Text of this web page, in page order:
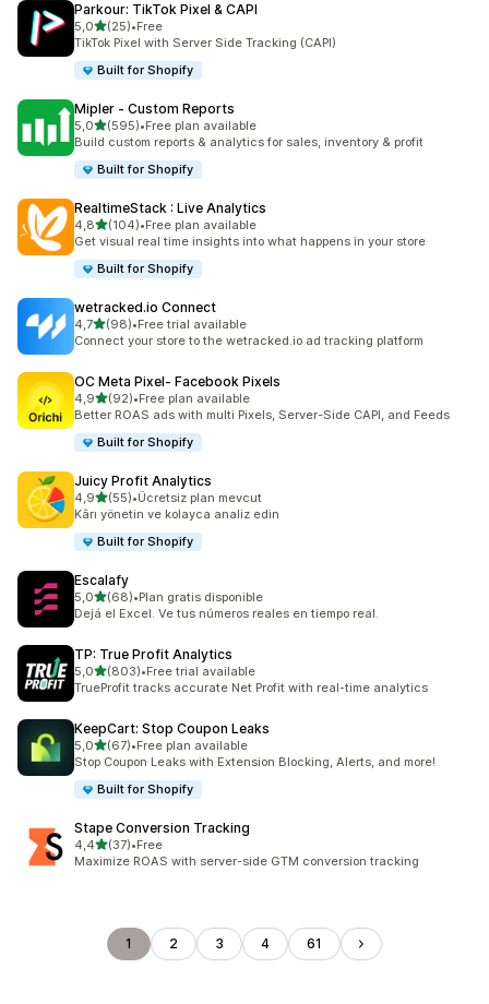
Parkour: TikTok Pixel & CAPI
5,05 yıldız üzerinden
(25)
toplam 25 değerlendirme
•Free
TikTok Pixel with Server Side Tracking (CAPI)
Built for Shopify
Mipler ‑ Custom Reports
5,05 yıldız üzerinden
(595)
toplam 595 değerlendirme
•Free plan available
Build custom reports & analytics for sales, inventory & profit
Built for Shopify
RealtimeStack : Live Analytics
4,85 yıldız üzerinden
(104)
toplam 104 değerlendirme
•Free plan available
Get visual real time insights into what happens in your store
Built for Shopify
wetracked.io Connect
4,75 yıldız üzerinden
(98)
toplam 98 değerlendirme
•Free trial available
Connect your store to the wetracked.io ad tracking platform
OC Meta Pixel‑ Facebook Pixels
4,95 yıldız üzerinden
(92)
toplam 92 değerlendirme
•Free plan available
Better ROAS ads with multi Pixels, Server-Side CAPI, and Feeds
Built for Shopify
Juicy Profit Analytics
4,95 yıldız üzerinden
(55)
toplam 55 değerlendirme
•Ücretsiz plan mevcut
Kârı yönetin ve kolayca analiz edin
Built for Shopify
Escalafy
5,05 yıldız üzerinden
(68)
toplam 68 değerlendirme
•Plan gratis disponible
Dejá el Excel. Ve tus números reales en tiempo real.
TP: True Profit Analytics
5,05 yıldız üzerinden
(803)
toplam 803 değerlendirme
•Free trial available
TrueProfit tracks accurate Net Profit with real-time analytics
KeepCart: Stop Coupon Leaks
5,05 yıldız üzerinden
(67)
toplam 67 değerlendirme
•Free plan available
Stop Coupon Leaks with Extension Blocking, Alerts, and more!
Built for Shopify
Stape Conversion Tracking
4,45 yıldız üzerinden
(37)
toplam 37 değerlendirme
•Free
Maximize ROAS with server-side GTM conversion tracking
1 2 3 4 61